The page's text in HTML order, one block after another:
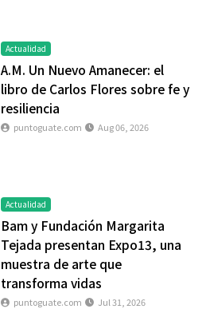
Actualidad
A.M. Un Nuevo Amanecer: el
libro de Carlos Flores sobre fe y
resiliencia
puntoguate.com Aug 06, 2026
Actualidad
Bam y Fundación Margarita
Tejada presentan Expo13, una
muestra de arte que
transforma vidas
puntoguate.com Jul 31, 2026